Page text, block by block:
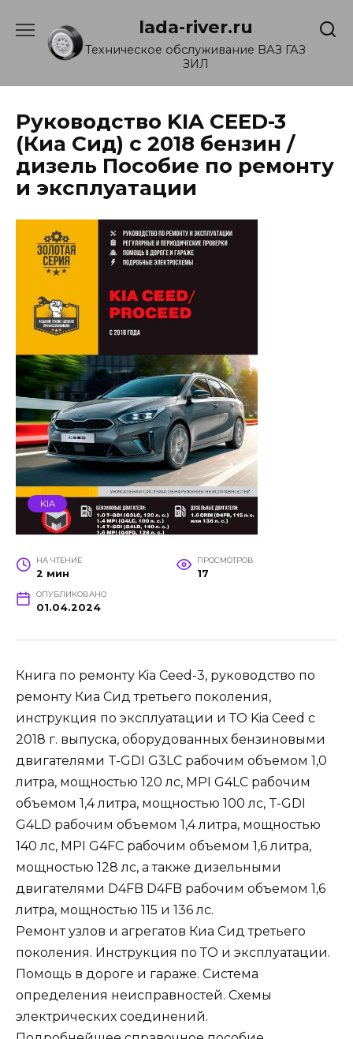
содержанию
lada-river.ru
Техническое обслуживание ВАЗ ГАЗ
ЗИЛ
Руководство KIA CEED-3
(Киа Сид) с 2018 бензин /
дизель Пособие по ремонту
и эксплуатации
KIA
НА ЧТЕНИЕ
2 мин
ПРОСМОТРОВ
17
ОПУБЛИКОВАНО
01.04.2024
Книга по ремонту Kia Ceed-3, руководство по
ремонту Киа Сид третьего поколения,
инструкция по эксплуатации и ТО Kia Ceed с
2018 г. выпуска, оборудованных бензиновыми
двигателями T-GDI G3LC рабочим объемом 1,0
литра, мощностью 120 лс, MPI G4LC рабочим
объемом 1,4 литра, мощностью 100 лс, T-GDI
G4LD рабочим объемом 1,4 литра, мощностью
140 лс, MPI G4FC рабочим объемом 1,6 литра,
мощностью 128 лс, а также дизельными
двигателями D4FB D4FB рабочим объемом 1,6
литра, мощностью 115 и 136 лс.
Ремонт узлов и агрегатов Киа Сид третьего
поколения. Инструкция по ТО и эксплуатации.
Помощь в дороге и гараже. Система
определения неисправностей. Схемы
электрических соединений.